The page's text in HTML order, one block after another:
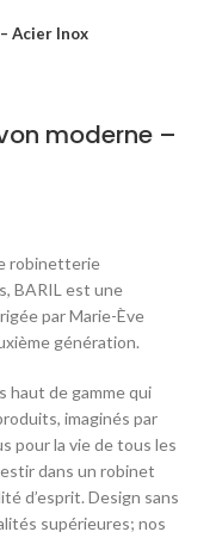
Acier Inox
moderne –
robinetterie
BARIL est une
par Marie-Ève
génération.
haut de gamme qui
imaginés par
pour la vie de tous les
dans un robinet
d’esprit. Design sans
supérieures; nos